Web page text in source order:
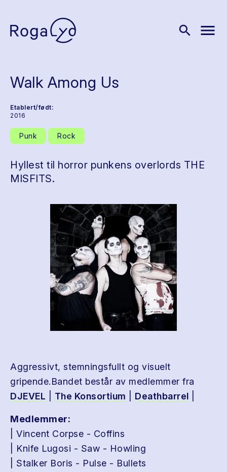
search menu
Walk Among Us
Etablert/født:
2016
Punk Rock
Hyllest til horror punkens overlords THE
MISFITS.
Aggressivt, stemningsfullt og visuelt
gripende.Bandet består av medlemmer fra
DJEVEL
The Konsortium Deathbarrel
Medlemmer:
| Vincent Corpse - Coffins
| Knife Lugosi - Saw - Howling
| Stalker Boris - Pulse - Bullets